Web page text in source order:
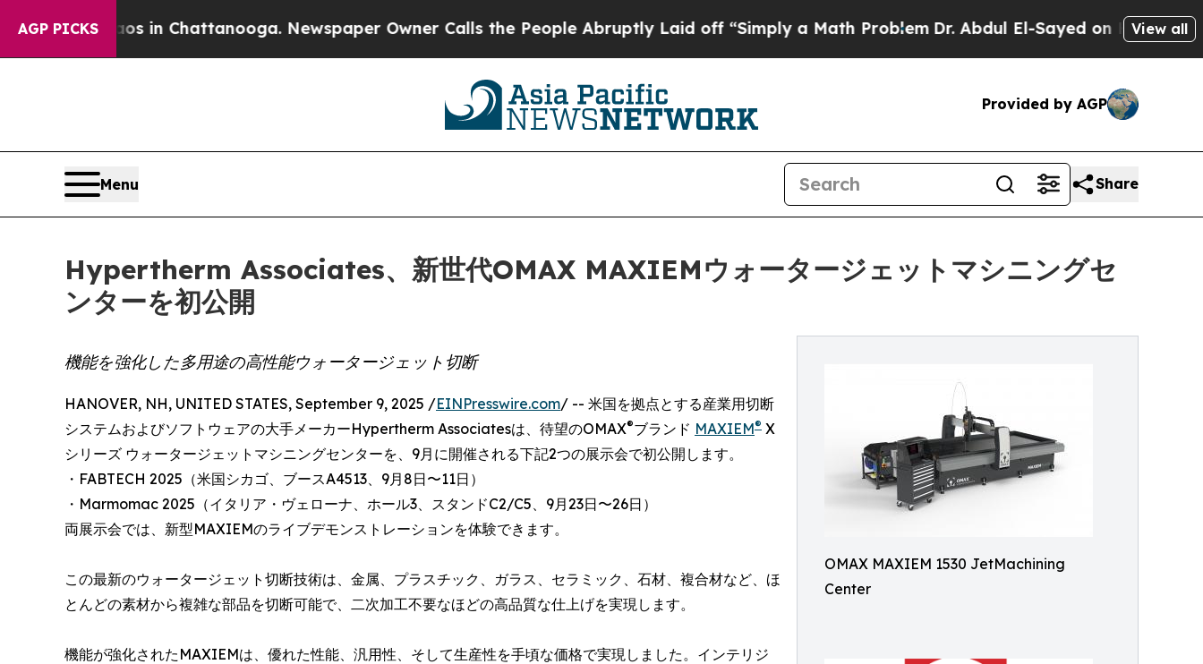
AGP PICKS
Chaos in Chattanooga. Newspaper Owner Calls the People Abruptly Laid off “Simply a Math ProblemDr. Abdul El-Sayed on Historic View all
Provided by AGP
Menu Share
Hypertherm Associates、新世代OMAX MAXIEMウォータージェットマシニングセ
ンターを初公開
OMAX MAXIEM 1530 JetMachining
Center
機能を強化した多用途の高性能ウォータージェット切断
HANOVER, NH, UNITED STATES, September 9, 2025 /EINPresswire.com/ -- 米国を拠点とする産業用切断
システムおよびソフトウェアの大手メーカーHypertherm Associatesは、待望のOMAX®ブランド MAXIEM® X
シリーズ ウォータージェットマシニングセンターを、9月に開催される下記2つの展示会で初公開します。
・FABTECH 2025（米国シカゴ、ブースA4513、9月8日〜11日）
・Marmomac 2025（イタリア・ヴェローナ、ホール3、スタンドC2/C5、9月23日〜26日）
両展示会では、新型MAXIEMのライブデモンストレーションを体験できます。
この最新のウォータージェット切断技術は、金属、プラスチック、ガラス、セラミック、石材、複合材など、ほ
とんどの素材から複雑な部品を切断可能で、二次加工不要なほどの高品質な仕上げを実現します。
機能が強化されたMAXIEMは、優れた性能、汎用性、そして生産性を手頃な価格で実現しました。インテリジ